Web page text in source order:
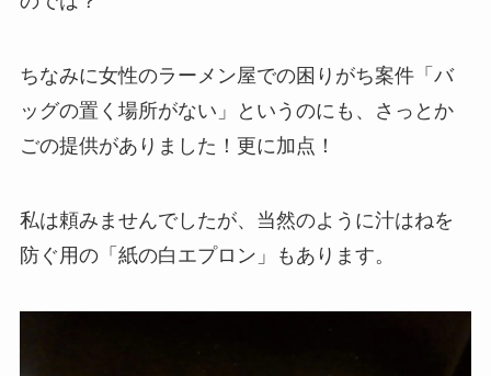
ちなみに女性のラーメン屋での困りがち案件「バ
ッグの置く場所がない」というのにも、さっとか
ごの提供がありました！更に加点！
私は頼みませんでしたが、当然のように汁はねを
防ぐ用の「紙の白エプロン」もあります。